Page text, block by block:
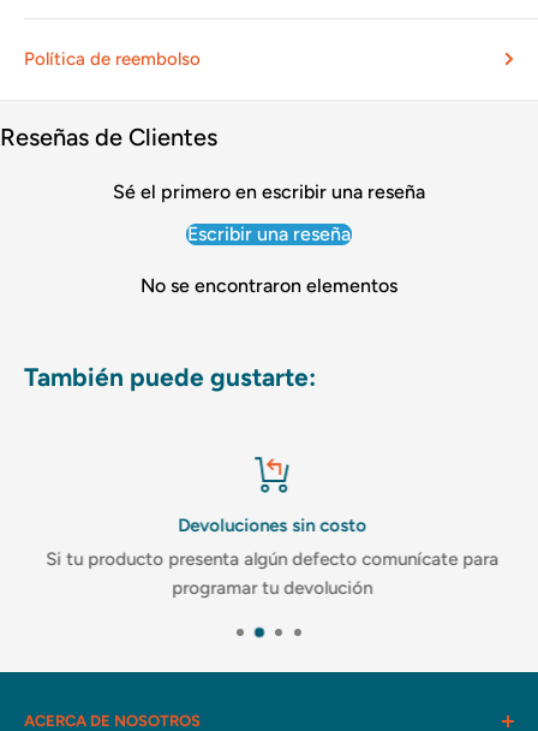
Política de reembolso
Reseñas de Clientes
Sé el primero en escribir una reseña
Escribir una reseña
No se encontraron elementos
También puede gustarte:
Devoluciones sin costo
Si tu producto presenta algún defecto comunícate para
programar tu devolución
ACERCA DE NOSOTROS